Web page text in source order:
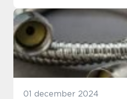
funktionalitet. Når man s...
01 december 2024